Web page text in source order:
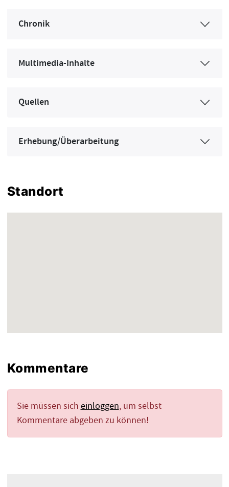
Chronik
Multimedia-Inhalte
Quellen
Erhebung/Überarbeitung
Standort
Kommentare
Sie müssen sich einloggen, um selbst
Kommentare abgeben zu können!